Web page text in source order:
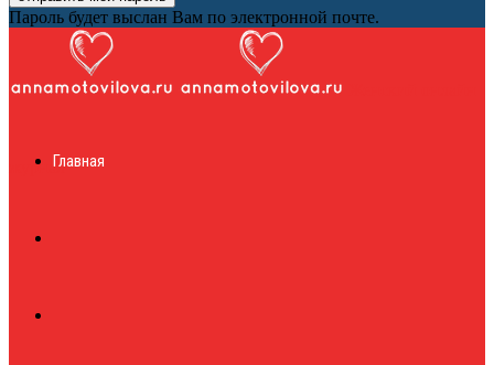
Пароль будет выслан Вам по электронной почте.
журналГлавная